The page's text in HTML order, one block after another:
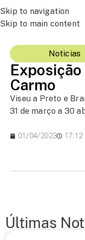
Skip to navigation
Skip to main content
Noticias
Carmo
Viseu a Preto e
31 de março a 30
01/04/2023 17:12
Últimas